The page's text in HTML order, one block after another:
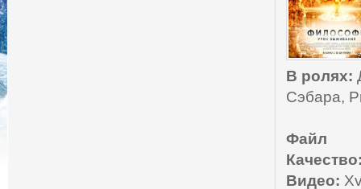
В ролях:
Сэбара,
Файл
Видео: